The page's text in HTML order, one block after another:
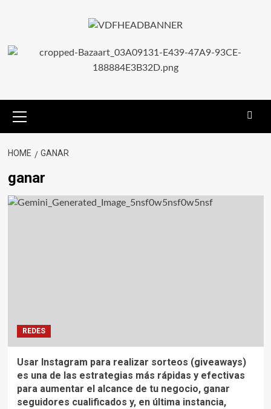
HOME GANAR
ganar
REDES
Usar Instagram para realizar sorteos (giveaways)
es una de las estrategias más rápidas y efectivas
para aumentar el alcance de tu negocio, ganar
seguidores cualificados y, en última instancia,